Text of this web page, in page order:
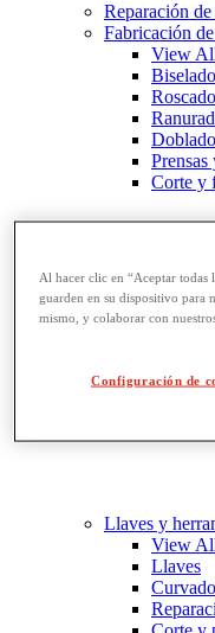
Reparación
Fabricación
View
Roscado
Corte y
Llaves y
View
Llaves
Al hacer clic en “Aceptar todas
guarden en su dispositivo para
mismo, y colaborar con
Configuración de